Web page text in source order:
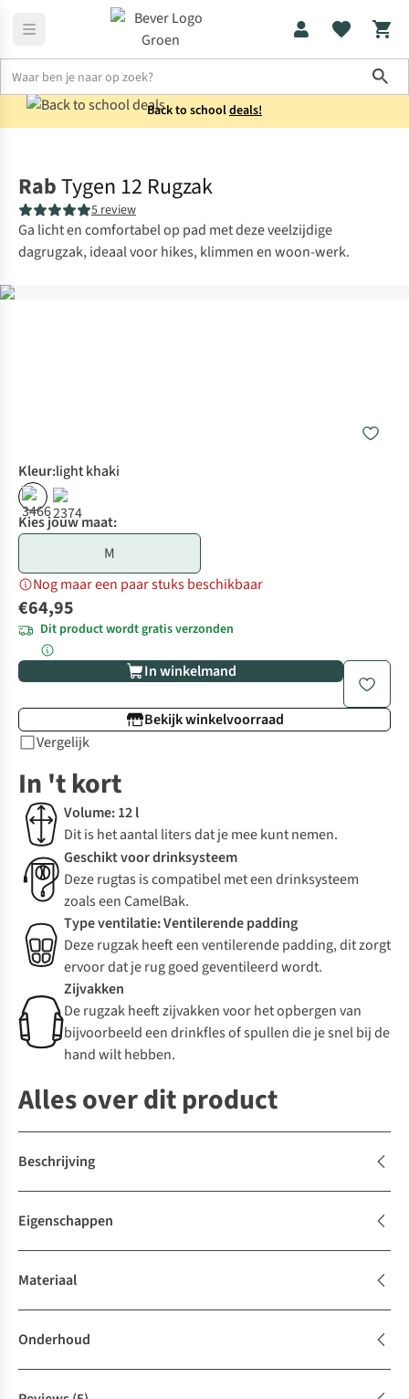
Back to schooldeals!
RabTygen 12 Rugzak
5 review
Ga licht en comfortabel op pad met deze veelzijdige
dagrugzak, ideaal voor hikes, klimmen en woon-werk.
Kleur:light khaki
Kies jouw maat:
M
Nog maar een paar stuks beschikbaar
€64,95
Dit product wordt gratis verzonden
In winkelmand
Bekijk winkelvoorraad
Vergelijk
In 't kort
Volume: 12 l
Dit is het aantal liters dat je mee kunt nemen.
Geschikt voor drinksysteem
Deze rugtas is compatibel met een drinksysteem
zoals een CamelBak.
Type ventilatie: Ventilerende padding
Deze rugzak heeft een ventilerende padding, dit zorgt
ervoor dat je rug goed geventileerd wordt.
Zijvakken
De rugzak heeft zijvakken voor het opbergen van
bijvoorbeeld een drinkfles of spullen die je snel bij de
hand wilt hebben.
Alles over dit product
Beschrijving
Eigenschappen
Materiaal
Onderhoud